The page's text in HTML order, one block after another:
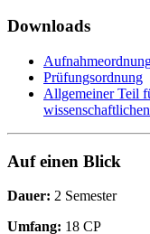
Downloads
Prüfungsordnung
Allgemeiner Teil
Auf einen Blick
Dauer: 2 Semester
Umfang: 18 CP